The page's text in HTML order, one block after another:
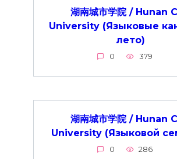
湖南城市学院 / Hunan
University (Языковые
лето)
0 379
湖南城市学院 / Hunan
University (Языковой
0 286